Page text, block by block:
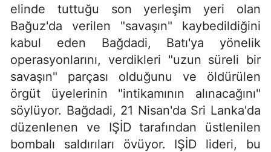
elinde tuttuğu son yerleşim yeri olan
Bağuz'da verilen "savaşın" kaybedildiğini
kabul eden Bağdadi, Batı'ya yönelik
operasyonlarını, verdikleri "uzun süreli bir
savaşın" parçası olduğunu ve öldürülen
örgüt üyelerinin "intikamının alınacağını"
söylüyor. Bağdadi, 21 Nisan'da Sri Lanka'da
düzenlenen ve IŞİD tarafından üstlenilen
bombalı saldırıları övüyor. IŞİD lideri, bu